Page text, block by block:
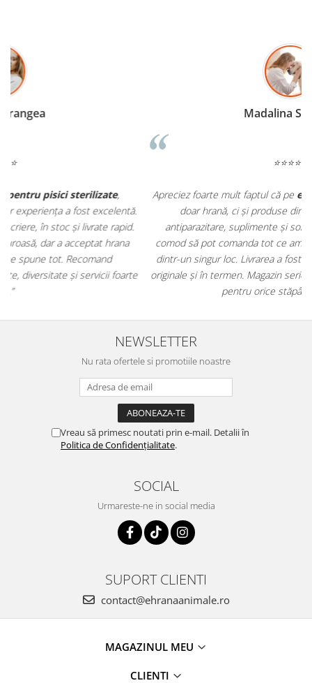
Apreciez foarte mult faptul că peehranaanimale.rogăsesc nu
doar hrană, ci și produse din
farmacia veterinară:
antiparazitare, suplimente și soluții de îngrijire. Este foarte
comod să pot comanda tot ce am nevoie pentru animalul meu
dintr-un singur loc. Livrarea a fost rapidă, iar produsele au fost
originale și în termen. Magazin serios, bine organizat și foarte util
pentru orice stăpân de animale.
NEWSLETTER
Nu rata ofertele si promotiile noastre
Vreau să primesc noutati prin e-mail. Detalii în
Politica de Confidențialitate.
SOCIAL
Urmareste-ne in social media
SUPORT CLIENTI
contact@ehranaanimale.ro
MAGAZINUL MEU
CLIENTI